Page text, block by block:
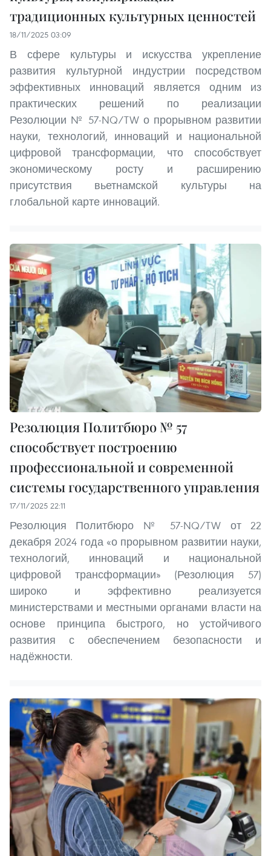
традиционных культурных ценностей
18/11/2025 03:09
В сфере культуры и искусства укрепление
развития культурной индустрии посредством
эффективных инноваций является одним из
практических решений по реализации
Резолюции № 57-NQ/TW о прорывном развитии
науки, технологий, инноваций и национальной
цифровой трансформации, что способствует
экономическому росту и расширению
присутствия вьетнамской культуры на
глобальной карте инноваций.
Резолюция Политбюро № 57
способствует построению
профессиональной и современной
системы государственного управления
17/11/2025 22:11
Резолюция Политбюро № 57-NQ/TW от 22
декабря 2024 года «о прорывном развитии науки,
технологий, инноваций и национальной
цифровой трансформации» (Резолюция 57)
широко и эффективно реализуется
министерствами и местными органами власти на
основе принципа быстрого, но устойчивого
развития с обеспечением безопасности и
надёжности.